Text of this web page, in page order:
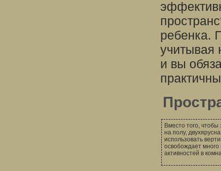
ребенка.
учитывая
и вы
Вместо того,
на полу,
использовать
освобождает много
активностей в